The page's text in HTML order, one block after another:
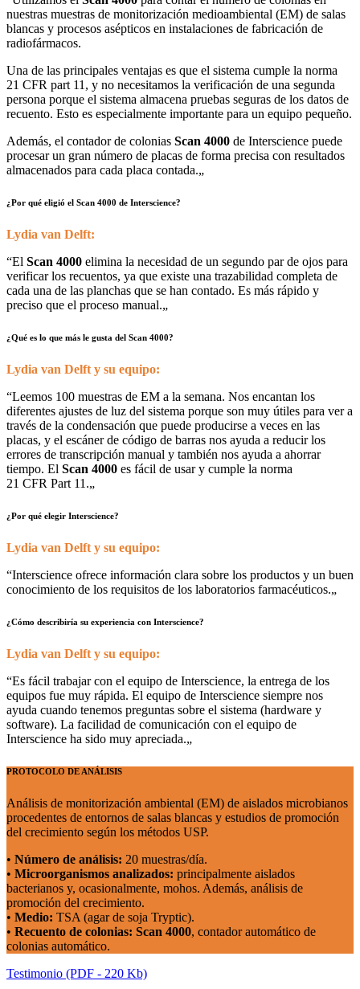
nuestras muestras de monitorización medioambiental (EM) de salas
blancas y procesos asépticos en instalaciones de fabricación de
radiofármacos.
Una de las principales ventajas es que el sistema cumple la norma
21 CFR part 11, y no necesitamos la verificación de una segunda
persona porque el sistema almacena pruebas seguras de los datos de
recuento. Esto es especialmente importante para un equipo pequeño.
Además, el contador de colonias Scan 4000 de Interscience puede
procesar un gran número de placas de forma precisa con resultados
almacenados para cada placa contada.„
¿Por qué eligió el Scan 4000 de Interscience?
Lydia van Delft:
“El Scan 4000 elimina la necesidad de un segundo par de ojos para
verificar los recuentos, ya que existe una trazabilidad completa de
cada una de las planchas que se han contado. Es más rápido y
preciso que el proceso manual.„
¿Qué es lo que más le gusta del Scan 4000?
Lydia van Delft y su equipo:
“Leemos 100 muestras de EM a la semana. Nos encantan los
diferentes ajustes de luz del sistema porque son muy útiles para ver a
través de la condensación que puede producirse a veces en las
placas, y el escáner de código de barras nos ayuda a reducir los
errores de transcripción manual y también nos ayuda a ahorrar
tiempo. El Scan 4000 es fácil de usar y cumple la norma
21 CFR Part 11.„
¿Por qué elegir Interscience?
Lydia van Delft y su equipo:
“Interscience ofrece información clara sobre los productos y un buen
conocimiento de los requisitos de los laboratorios farmacéuticos.„
¿Cómo describiría su experiencia con Interscience?
Lydia van Delft y su equipo:
“Es fácil trabajar con el equipo de Interscience, la entrega de los
equipos fue muy rápida. El equipo de Interscience siempre nos
ayuda cuando tenemos preguntas sobre el sistema (hardware y
software). La facilidad de comunicación con el equipo de
Interscience ha sido muy apreciada.„
PROTOCOLO DE ANÁLISIS
Análisis de monitorización ambiental (EM) de aislados microbianos
procedentes de entornos de salas blancas y estudios de promoción
del crecimiento según los métodos USP.
• Número de análisis: 20 muestras/día.
• Microorganismos analizados: principalmente aislados
bacterianos y, ocasionalmente, mohos. Además, análisis de
promoción del crecimiento.
• Medio: TSA (agar de soja Tryptic).
• Recuento de colonias: Scan 4000, contador automático de
colonias automático.
Testimonio (PDF - 220 Kb)